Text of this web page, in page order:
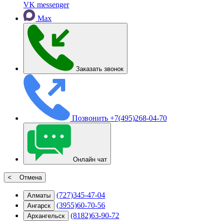
VK messenger
Max
Заказать звонок
Позвонить +7(495)268-04-70
Онлайн чат
< Отмена
Алматы (727)345-47-04
Ангарск (3955)60-70-56
Архангельск (8182)63-90-72